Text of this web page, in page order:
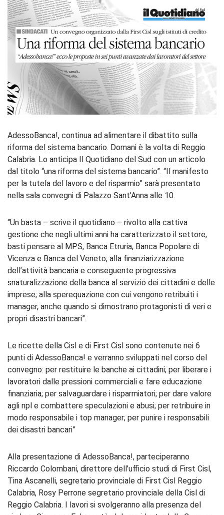
AdessoBanca!, continua ad alimentare il dibattito sulla
riforma del sistema bancario. Domani è la volta di Reggio
Calabria. Lo anticipa Il Quotidiano del Sud con un articolo
dal titolo “una riforma del sistema bancario”. “Il manifesto
per la tutela del lavoro e del risparmio” sarà presentato
nella sala convegni di Palazzo Sant’Anna alle 10.
“Un basta – scrive il quotidiano – rivolto alla cattiva
gestione che negli ultimi anni ha caratterizzato il settore,
basti pensare al MPS, Banca Etruria, Banca Popolare di
Vicenza e Banca del Veneto; alla finanziarizzazione
dell’attività bancaria e conseguente progressiva
snaturalizzazione della banca al servizio dei cittadini e delle
imprese; alla sperequazione con cui vengono retribuiti i
manager, anche quando si dimostrano protagonisti di veri e
propri disastri bancari”.
Le ricette della Cisl e di First Cisl sono contenute nei 6
punti di AdessoBanca! e verranno sviluppati nel corso del
convegno: per restituire le banche ai cittadini; per liberare i
lavoratori dalle pressioni commerciali e fare educazione
finanziaria; per salvaguardare i risparmiatori; per dare valore
agli npl e combattere speculazioni e abusi; per retribuire in
modo responsabile i top manager; per punire i responsabili
dei disastri bancari”
Alla presentazione di AdessoBanca!, parteciperanno
Riccardo Colombani, direttore dell’ufficio studi di First Cisl,
Tina Ascanelli, segretario provinciale di First Cisl Reggio
Calabria, Rosy Perrone segretario provinciale della Cisl di
Reggio Calabria. I lavori si svolgeranno alla presenza del